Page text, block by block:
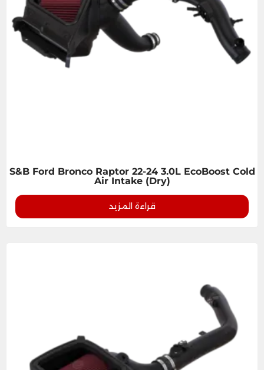
S&B Ford Bronco Raptor 22-24 3.0L EcoBoost Cold
Air Intake (Dry)
قراءة المزيد